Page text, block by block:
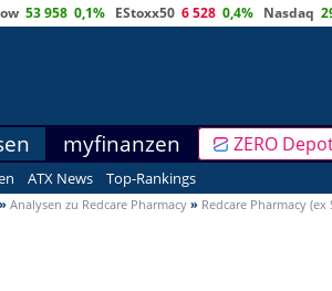
53 958 0,1% EStoxx50 6 528 0,4% Nasdaq
myfinanzen ZERO
ATX News Top-Rankings
» Analysen zu Redcare Pharmacy » Redcare Pharmacy